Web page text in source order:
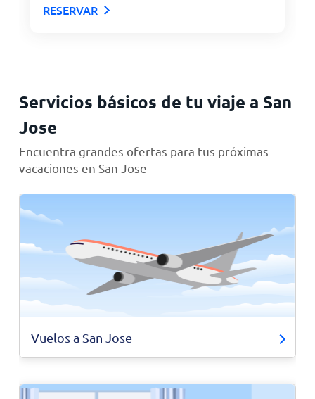
RESERVAR
Servicios básicos de tu viaje a San
Jose
Encuentra grandes ofertas para tus próximas
vacaciones en San Jose
Vuelos a San Jose